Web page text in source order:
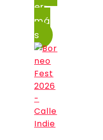
er
má
s